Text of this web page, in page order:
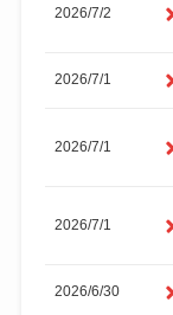
2026/7/2
2026/7/1
2026/7/1
2026/7/1
2026/6/30